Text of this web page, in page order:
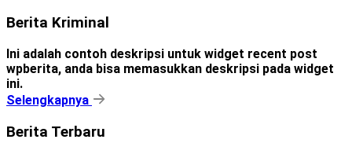
Berita Kriminal
Ini adalah contoh deskripsi untuk widget recent post
wpberita, anda bisa memasukkan deskripsi pada widget
ini.
Selengkapnya
Berita Terbaru